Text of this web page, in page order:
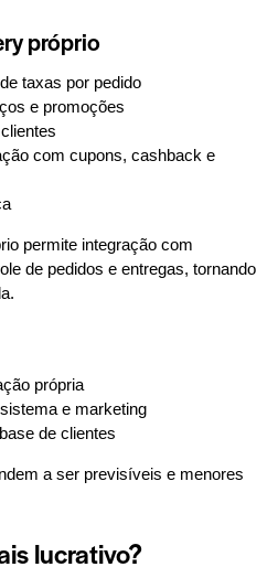
próprio
taxas por pedido
e promoções
com cupons, cashback e
permite integração com
de pedidos e entregas, tornando
própria
e marketing
de clientes
a ser previsíveis e menores
lucrativo?